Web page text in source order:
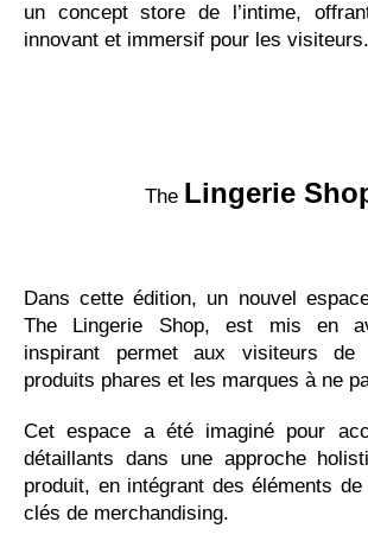
un concept store de l’intime,
innovant et immersif pour les visiteurs.
The Lingerie
Dans cette édition, un nouvel
The Lingerie Shop, est mis en
inspirant permet aux visiteurs de
produits phares et les marques à ne
Cet espace a été imaginé pour
détaillants dans une approche
produit, en intégrant des éléments
clés de merchandising.